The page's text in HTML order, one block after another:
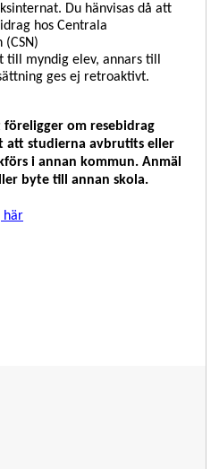
Du hänvisas då att
hos Centrala
till myndig elev, annars till
ges ej retroaktivt.
om resebidrag
att studierna avbrutits eller
i annan kommun. Anmäl
byte till annan skola.
här